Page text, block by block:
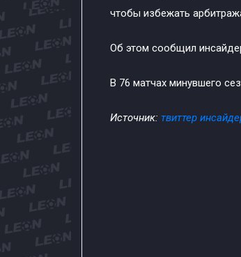
чтобы избежать
Об этом сообщил
В 76 матчах минувшего
Источник: твиттер